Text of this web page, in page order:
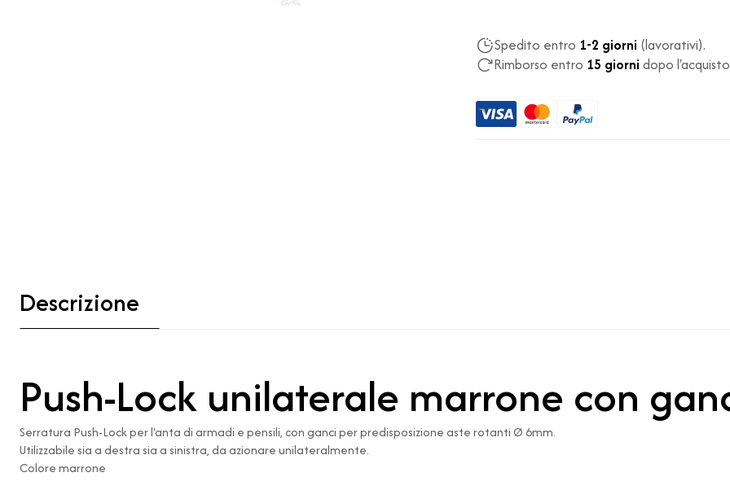
Spedito entro 1-2 giorni (lavorativi).
Rimborso entro 15 giorni dopo
Descrizione
Push-Lock unilaterale marrone con
Serratura Push-Lock per l'anta di armadi e pensili, con ganci per predisposizione aste rotanti Ø 6mm.
Utilizzabile sia a destra sia a sinistra, da azionare unilateralmente.
Colore marrone